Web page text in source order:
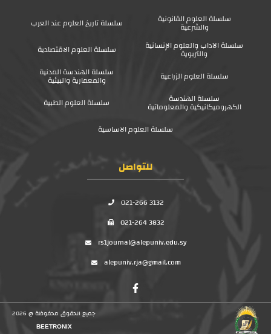
سلسلة العلوم القانونية
والشرعية
سلسلة تاريخ العلوم عند العرب
سلسلة الآداب والعلوم الإنسانية
والتربوية
سلسلة العلوم الاقتصادية
سلسلة العلوم الزراعية
سلسلة الهندسة المدنية
والمعمارية والبيئية
سلسلة الهندسة
الكهروميكانيكية والمعلوماتية
سلسلة العلوم الطبية
سلسلة العلوم الاساسية
للتواصل
021-266 3132
021-264 3832
rs1journal@alepuniv.edu.sy
alepuniv.rja@gmail.com
جميع الحقوق محفوظة @ 2026
BEETRONIX